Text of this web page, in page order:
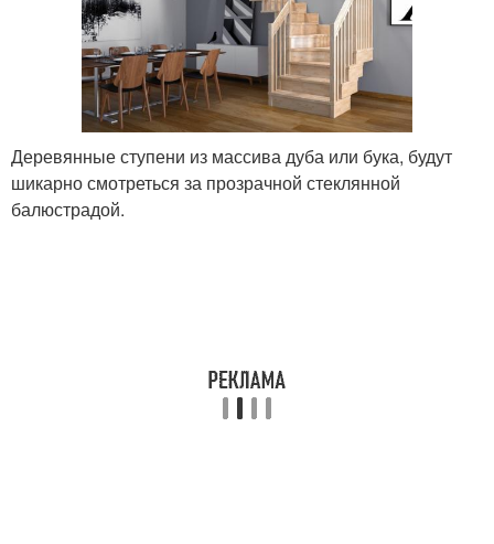
Деревянные ступени из массива дуба или бука, будут
шикарно смотреться за прозрачной стеклянной
балюстрадой.